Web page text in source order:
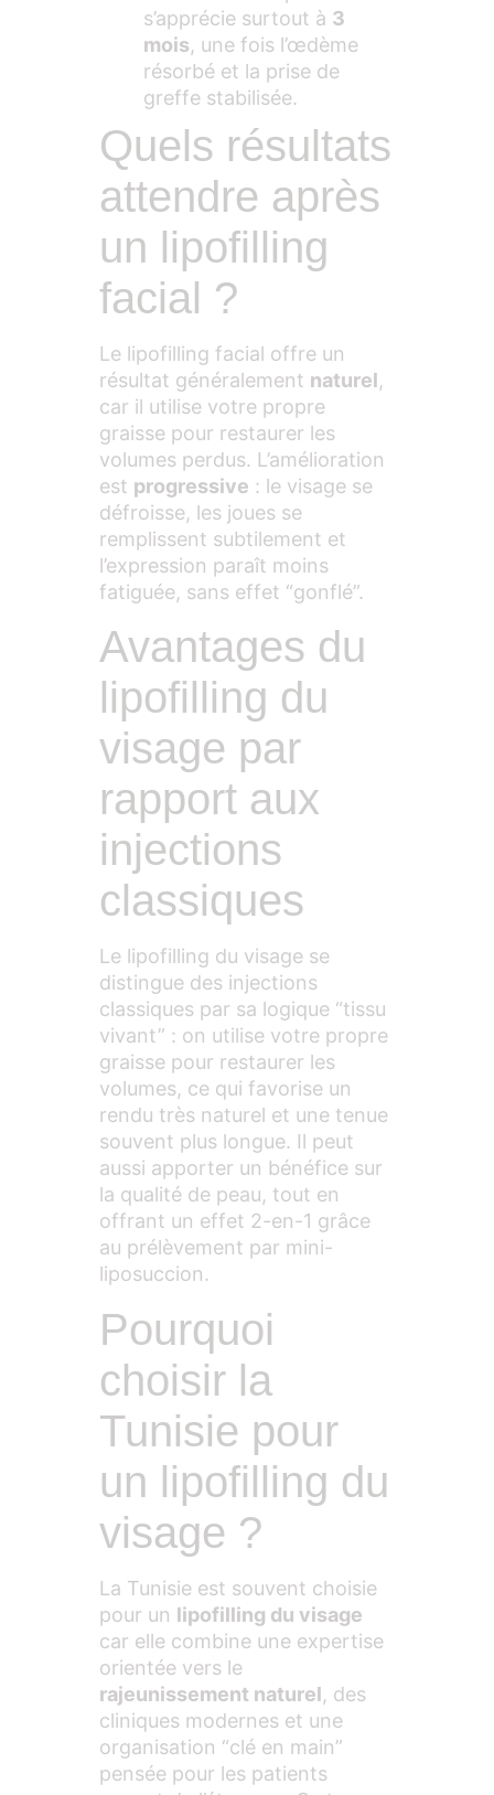
s’apprécie surtout à 3
mois, une fois l’œdème
résorbé et la prise de
greffe stabilisée.
Quels résultats
attendre après
un lipofilling
facial ?
Le lipofilling facial offre un
résultat généralement naturel,
car il utilise votre propre
graisse pour restaurer les
volumes perdus. L’amélioration
est progressive : le visage se
défroisse, les joues se
remplissent subtilement et
l’expression paraît moins
fatiguée, sans effet “gonflé”.
Avantages du
lipofilling du
visage par
rapport aux
injections
classiques
Le lipofilling du visage se
distingue des injections
classiques par sa logique “tissu
vivant” : on utilise votre propre
graisse pour restaurer les
volumes, ce qui favorise un
rendu très naturel et une tenue
souvent plus longue. Il peut
aussi apporter un bénéfice sur
la qualité de peau, tout en
offrant un effet 2-en-1 grâce
au prélèvement par mini-
liposuccion.
Pourquoi
choisir la
Tunisie pour
un lipofilling du
visage ?
La Tunisie est souvent choisie
pour un lipofilling du visage
car elle combine une expertise
orientée vers le
rajeunissement naturel, des
cliniques modernes et une
organisation “clé en main”
pensée pour les patients